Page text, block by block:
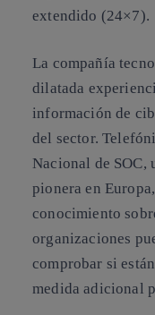
extendido (24×7).
La compañía
dilatada
información de
del sector.
Nacional de SOC,
pionera en
conocimiento
organizaciones
comprobar si
medida adicional